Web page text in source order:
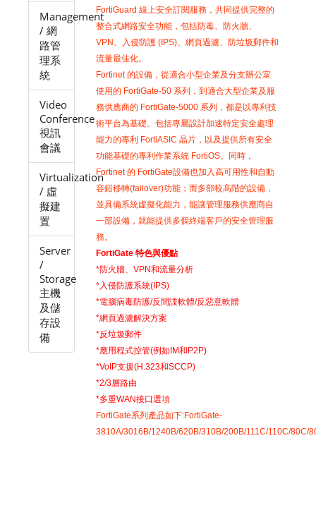
Management
/ 網
路管
理系
統
Video
Conference
視訊
會議
Virtualization
/ 虛
擬建
置
Server
/
Storage
主機
及儲
存設
備
FortiGuard 線上安全訂閱服務，共同提供完整的
整合式網路安全功能，包括防毒、防火牆、
VPN、入侵防護 (IPS)、網頁過濾、防垃圾郵件和
流量最佳化。
Fortinet 的設備，從適合小型企業及分支辦公室
使用的 FortiGate-50 系列，到適合大型企業及服
務供應商的 FortiGate-5000 系列，都是以專利技
術平台為基礎。包括專屬設計加速特定安全處理
能力的專利 FortiASIC 晶片，以及提供所有安全
功能基礎的專利作業系統 FortiOS。同時，
Fortinet 的 FortiGate設備也加入高可用性和自動
容錯移轉(failover)功能；而多部較高階的設備，
並具備系統虛擬化能力，能讓管理服務供應商自
一部設備，就能提供多個終端客戶的安全管理服
務。
FortiGate 特色與優點
*防火牆、VPN和流量分析
*入侵防護系統(IPS)
*電腦病毒防護/反間諜軟體/反惡意軟體
*網頁過濾解決方案
*反垃圾郵件
*應用程式控管(例如IM和P2P)
*VoIP支援(H.323和SCCP)
*2/3層路由
*多重WAN接口選項
FortiGate系列產品如下:FortiGate-
3810A/3016B/1240B/620B/310B/200B/111C/110C/80C/